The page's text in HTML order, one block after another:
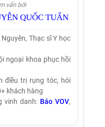
vấn bởi
QUỐC TUẤN
Thạc sĩ Y học
ngoại khoa phục hồi
điều trị rụng tóc, hói
khách hàng
vinh danh: Báo VOV,